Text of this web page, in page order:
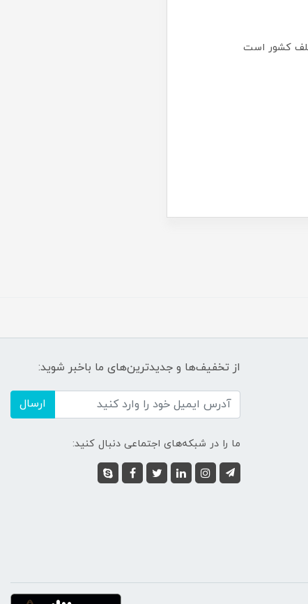
کشور است
از تخفیف‌ها و جدیدترین‌های ما باخبر شوید:
ارسال
ما را در شبکه‌های اجتماعی دنبال کنید: